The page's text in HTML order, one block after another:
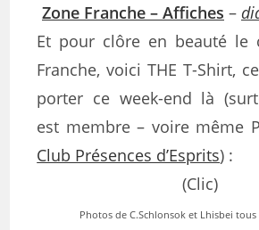
Zone Franche – Affiches –
Et pour clôre en beauté le
Franche, voici THE T-Shirt,
porter ce week-end là
est membre – voire même
Club Présences d’Esprits) :
(Clic)
Photos de C.Schlonsok et Lhisbei tous